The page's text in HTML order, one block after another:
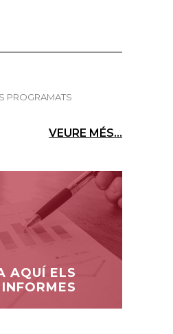
PROGRAMATS
VEURE MÉS...
AQUÍ ELS